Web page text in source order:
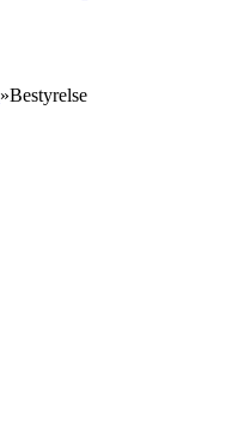
»Bestyrelse